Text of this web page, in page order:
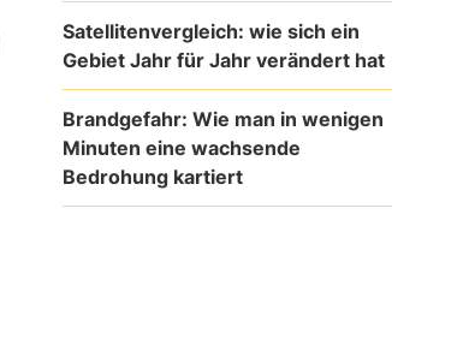
Satellitenvergleich: wie sich ein
Gebiet Jahr für Jahr verändert hat
Brandgefahr: Wie man in wenigen
Minuten eine wachsende
Bedrohung kartiert